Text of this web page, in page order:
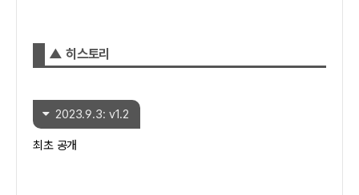
▲ 히스토리
2023.9.3: v1.2
최초 공개